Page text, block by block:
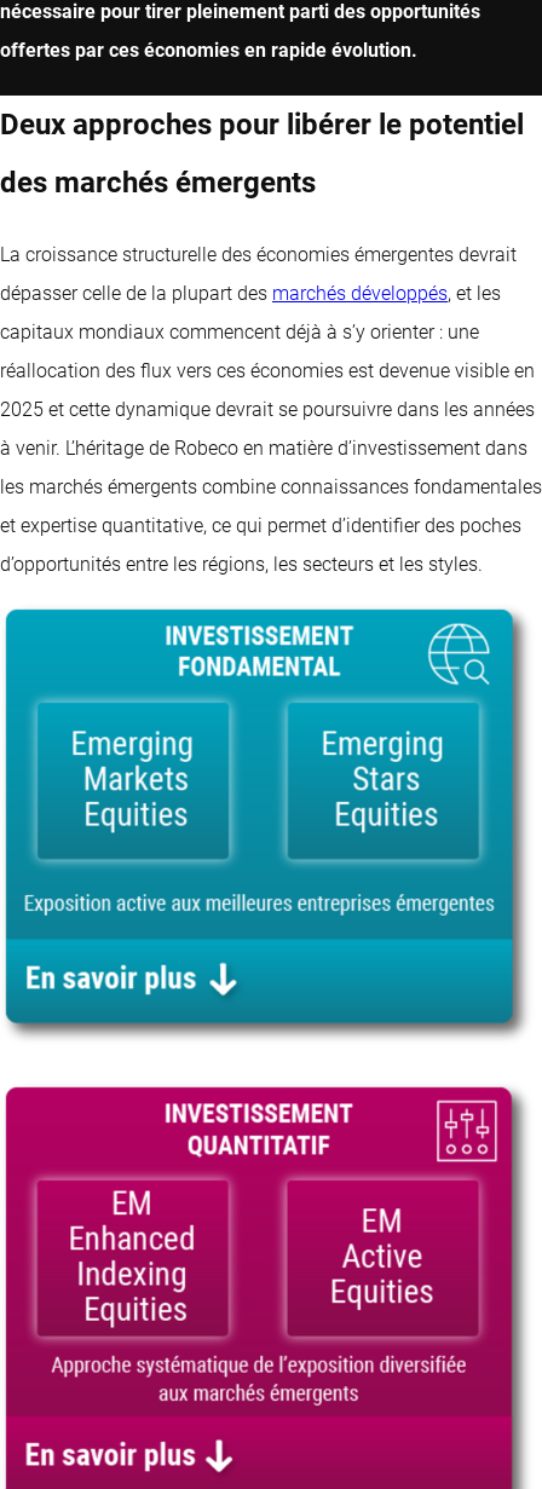
nécessaire pour tirer pleinement parti des opportunités
offertes par ces économies en rapide évolution.
Deux approches pour libérer le potentiel
des marchés émergents
La croissance structurelle des économies émergentes devrait
dépasser celle de la plupart des marchés développés, et les
capitaux mondiaux commencent déjà à s’y orienter : une
réallocation des flux vers ces économies est devenue visible en
2025 et cette dynamique devrait se poursuivre dans les années
à venir. L’héritage de Robeco en matière d’investissement dans
les marchés émergents combine connaissances fondamentales
et expertise quantitative, ce qui permet d’identifier des poches
d’opportunités entre les régions, les secteurs et les styles.